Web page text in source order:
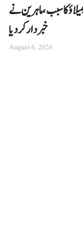
کا سبب، ماہرین نے
خبردار کر دیا
August 6, 2026